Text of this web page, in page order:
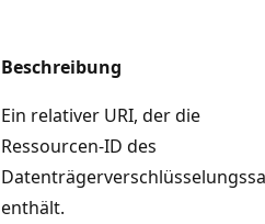
Beschreibung
Ein relativer URI, der die
Ressourcen-ID des
enthält.